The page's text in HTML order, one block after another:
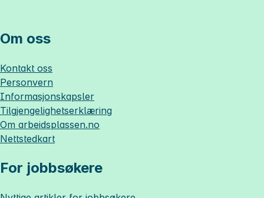
Om oss
Kontakt oss
Personvern
Informasjonskapsler
Tilgjengelighetserklæring
Om arbeidsplassen.no
Nettstedkart
For jobbsøkere